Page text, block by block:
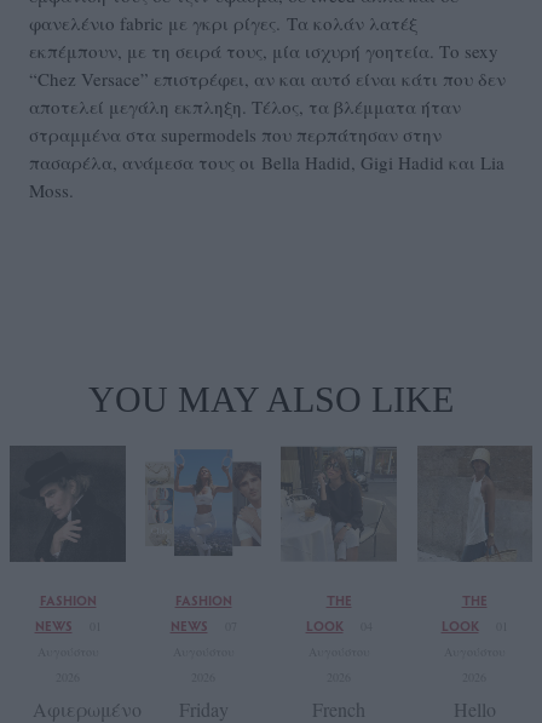
φανελένιο fabric με γκρι ρίγες. Τα κολάν λατέξ
εκπέμπουν, με τη σειρά τους, μία ισχυρή γοητεία. Το sexy
“Chez Versace” επιστρέφει, αν και αυτό είναι κάτι που δεν
αποτελεί μεγάλη εκπληξη. Τέλος, τα βλέμματα ήταν
στραμμένα στα supermodels που περπάτησαν στην
πασαρέλα, ανάμεσα τους οι Bella Hadid, Gigi Hadid και Lia
Moss.
YOU MAY ALSO LIKE
FASHION
NEWS
Αφιερωμένο
FASHION
NEWS
Friday
THE
LOOK
French
THE
LOOK
Hello